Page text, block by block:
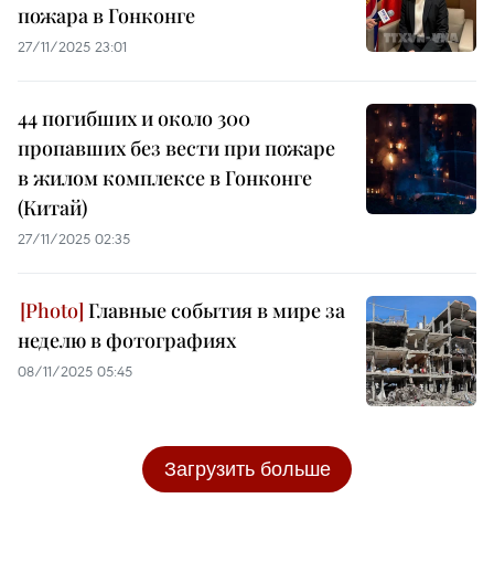
пожара в Гонконге
27/11/2025 23:01
44 погибших и около 300
пропавших без вести при пожаре
в жилом комплексе в Гонконге
(Китай)
27/11/2025 02:35
Главные события в мире за
неделю в фотографиях
08/11/2025 05:45
Загрузить больше